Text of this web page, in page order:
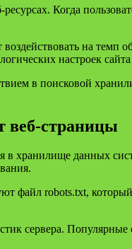
Когда
на темп
настроек
в поисковой
в хранилище данных
файл robots.txt,
сервера.